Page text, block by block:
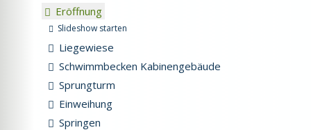
Eröffnung
Slideshow starten
Liegewiese
Schwimmbecken Kabinengebäude
Sprungturm
Einweihung
Springen